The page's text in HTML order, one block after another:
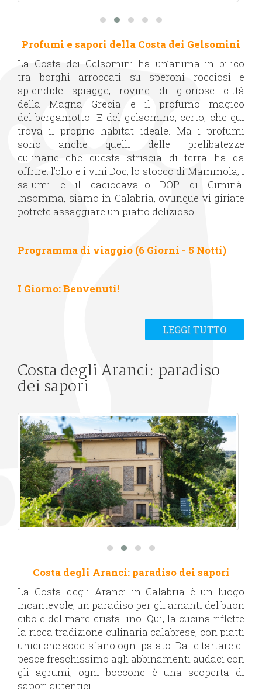
Profumi e sapori della Costa dei Gelsomini
La Costa dei Gelsomini ha un’anima in bilico
tra borghi arroccati su speroni rocciosi e
splendide spiagge, rovine di gloriose città
della Magna Grecia e il profumo magico
del bergamotto. E del gelsomino, certo, che qui
trova il proprio habitat ideale. Ma i profumi
sono anche quelli delle prelibatezze
culinarie che questa striscia di terra ha da
offrire: l’olio e i vini Doc, lo stocco di Mammola, i
salumi e il caciocavallo DOP di Ciminà.
Insomma, siamo in Calabria, ovunque vi giriate
potrete assaggiare un piatto delizioso!
Programma di viaggio (6 Giorni - 5 Notti)
I Giorno: Benvenuti!
LEGGI TUTTO
Costa degli Aranci: paradiso
dei sapori
Costa degli Aranci: paradiso dei sapori
La Costa degli Aranci in Calabria è un luogo
incantevole, un paradiso per gli amanti del buon
cibo e del mare cristallino. Qui, la cucina riflette
la ricca tradizione culinaria calabrese, con piatti
unici che soddisfano ogni palato. Dalle tartare di
pesce freschissimo agli abbinamenti audaci con
gli agrumi, ogni boccone è una scoperta di
sapori autentici.